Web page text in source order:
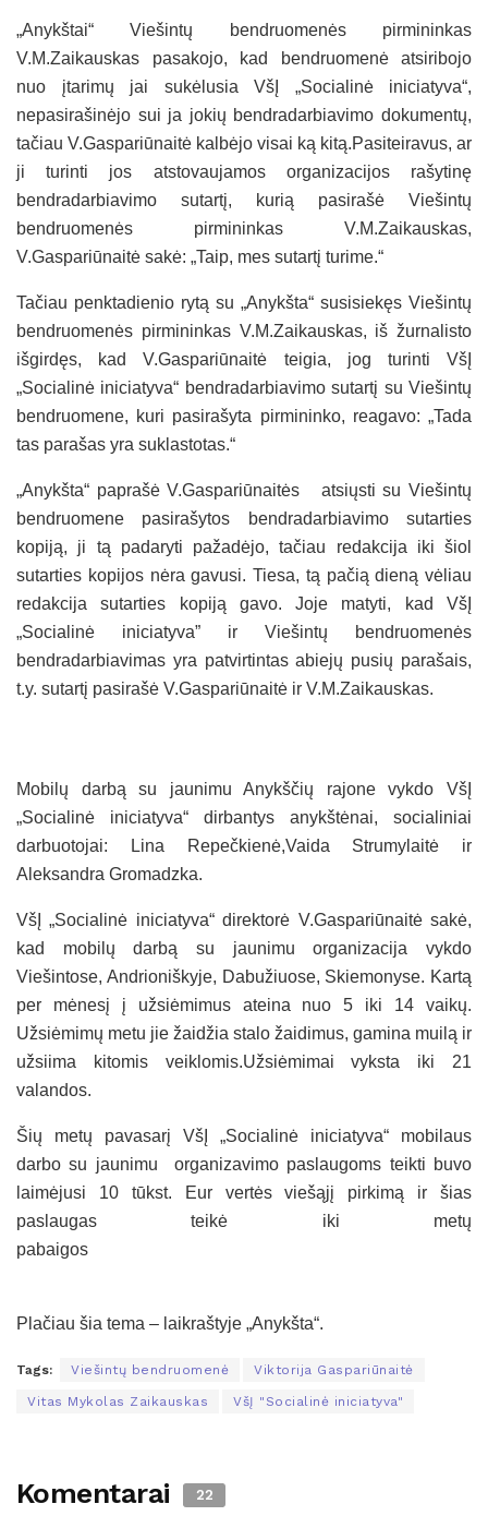
„Anykštai“ Viešintų bendruomenės pirmininkas
V.M.Zaikauskas pasakojo, kad bendruomenė atsiribojo
nuo įtarimų jai sukėlusia VšĮ „Socialinė iniciatyva“,
nepasirašinėjo sui ja jokių bendradarbiavimo dokumentų,
tačiau V.Gaspariūnaitė kalbėjo visai ką kitą.Pasiteiravus, ar
ji turinti jos atstovaujamos organizacijos rašytinę
bendradarbiavimo sutartį, kurią pasirašė Viešintų
bendruomenės pirmininkas V.M.Zaikauskas,
V.Gaspariūnaitė sakė: „Taip, mes sutartį turime.“
Tačiau penktadienio rytą su „Anykšta“ susisiekęs Viešintų
bendruomenės pirmininkas V.M.Zaikauskas, iš žurnalisto
išgirdęs, kad V.Gaspariūnaitė teigia, jog turinti VšĮ
„Socialinė iniciatyva“ bendradarbiavimo sutartį su Viešintų
bendruomene, kuri pasirašyta pirmininko, reagavo: „Tada
tas parašas yra suklastotas.“
„Anykšta“ paprašė V.Gaspariūnaitės atsiųsti su Viešintų
bendruomene pasirašytos bendradarbiavimo sutarties
kopiją, ji tą padaryti pažadėjo, tačiau redakcija iki šiol
sutarties kopijos nėra gavusi. Tiesa, tą pačią dieną vėliau
redakcija sutarties kopiją gavo. Joje matyti, kad VšĮ
„Socialinė iniciatyva” ir Viešintų bendruomenės
bendradarbiavimas yra patvirtintas abiejų pusių parašais,
t.y. sutartį pasirašė V.Gaspariūnaitė ir V.M.Zaikauskas.
Mobilų darbą su jaunimu Anykščių rajone vykdo VšĮ
„Socialinė iniciatyva“ dirbantys anykštėnai, socialiniai
darbuotojai: Lina Repečkienė,Vaida Strumylaitė ir
Aleksandra Gromadzka.
VšĮ „Socialinė iniciatyva“ direktorė V.Gaspariūnaitė sakė,
kad mobilų darbą su jaunimu organizacija vykdo
Viešintose, Andrioniškyje, Dabužiuose, Skiemonyse. Kartą
per mėnesį į užsiėmimus ateina nuo 5 iki 14 vaikų.
Užsiėmimų metu jie žaidžia stalo žaidimus, gamina muilą ir
užsiima kitomis veiklomis.Užsiėmimai vyksta iki 21
valandos.
Šių metų pavasarį VšĮ „Socialinė iniciatyva“ mobilaus
darbo su jaunimu organizavimo paslaugoms teikti buvo
laimėjusi 10 tūkst. Eur vertės viešąjį pirkimą ir šias
paslaugas teikė iki metų
pabaigos
Plačiau šia tema – laikraštyje „Anykšta“.
Tags: Viešintų bendruomenė Viktorija Gaspariūnaitė
Vitas Mykolas Zaikauskas VšĮ "Socialinė iniciatyva"
Komentarai 22